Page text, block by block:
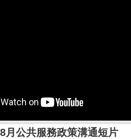
月公共服務政策溝通短片